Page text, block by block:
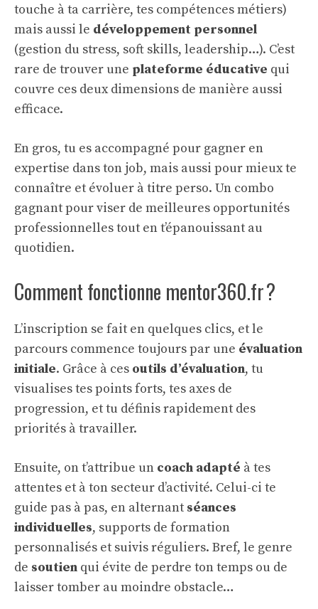
touche à ta carrière, tes compétences métiers)
mais aussi le développement personnel
(gestion du stress, soft skills, leadership…). C’est
rare de trouver une plateforme éducative qui
couvre ces deux dimensions de manière aussi
efficace.
En gros, tu es accompagné pour gagner en
expertise dans ton job, mais aussi pour mieux te
connaître et évoluer à titre perso. Un combo
gagnant pour viser de meilleures opportunités
professionnelles tout en t’épanouissant au
quotidien.
Comment fonctionne mentor360.fr ?
L’inscription se fait en quelques clics, et le
parcours commence toujours par une évaluation
initiale. Grâce à ces outils d’évaluation, tu
visualises tes points forts, tes axes de
progression, et tu définis rapidement des
priorités à travailler.
Ensuite, on t’attribue un coach adapté à tes
attentes et à ton secteur d’activité. Celui-ci te
guide pas à pas, en alternant séances
individuelles, supports de formation
personnalisés et suivis réguliers. Bref, le genre
de soutien qui évite de perdre ton temps ou de
laisser tomber au moindre obstacle…